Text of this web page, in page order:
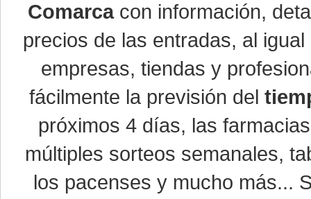
Comarcacon información,
precios de las entradas, al
empresas, tiendas y
fácilmente la previsión del
próximos 4 días, las
múltiples sorteos semanales,
los pacenses y mucho más...